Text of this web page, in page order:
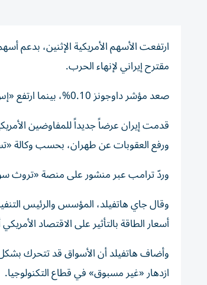
ارتفعت الأسهم الأمريكية الإثنين، بدعم
مقترح إيراني لإنهاء الحرب.
صعد مؤشر داوجونز 0.10%، بينما ارتفع «إس آند بي 500» بنسبة 0.27%، وأضاف ناسداك 0.22%.
قدمت إيران عرضاً جديداً للمفاوضين
ورفع العقوبات عن طهران، بحسب وكالة
وردّ ترامب عبر منشور على منصة «تروث
وقال جاي هاتفيلد، المؤسس والرئيس
أسعار الطاقة بالتأثير على الاقتصاد
وأضاف هاتفيلد أن الأسواق قد تتحرك بشكل
ازدهار «غير مسبوق» في قطاع التكنولوجيا.